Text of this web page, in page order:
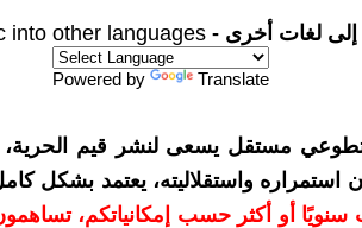
لغات أخرى - into other languages
Powered by Translate
مستقل يسعى لنشر قيم الحرية،
استمراره واستقلاليته، يعتمد بشكل
10 دولارات سنويًا أو أكثر حسب إمكانياتكم،